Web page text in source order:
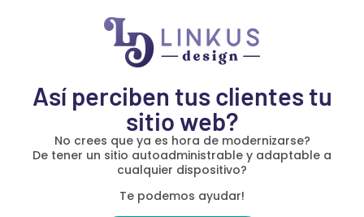
Así perciben tus clientes tu
sitio web?
No crees que ya es hora de modernizarse?
De tener un sitio autoadministrable y adaptable a
cualquier dispositivo?
Te podemos ayudar!